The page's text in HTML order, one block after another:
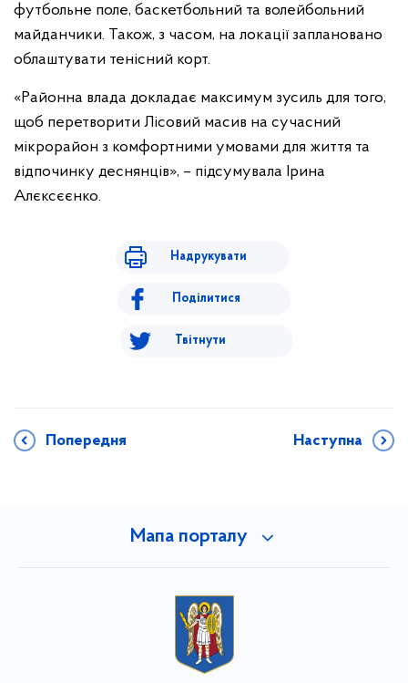
футбольне поле, баскетбольний та волейбольний
майданчики. Також, з часом, на локації заплановано
облаштувати тенісний корт.
«Районна влада докладає максимум зусиль для того,
щоб перетворити Лісовий масив на сучасний
мікрорайон з комфортними умовами для життя та
відпочинку деснянців», – підсумувала Ірина
Алєксєєнко.
Надрукувати
Поділитися
Твітнути
Попередня Наступна
Мапа порталу